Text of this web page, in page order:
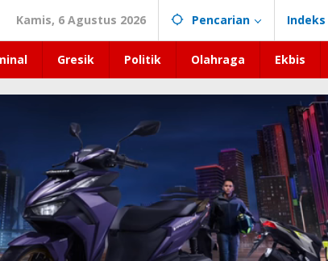
Kamis, 6 Agustus 2026 Pencarian
Gresik Politik Olahraga Ekbis